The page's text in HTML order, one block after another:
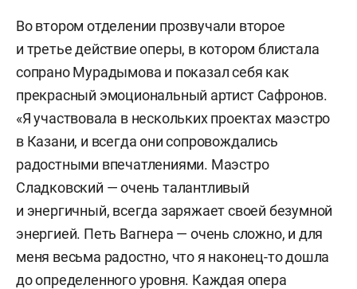
Во втором отделении прозвучали второе
и третье действие оперы, в котором блистала
сопрано Мурадымова и показал себя как
прекрасный эмоциональный артист Сафронов.
«Я участвовала в нескольких проектах маэстро
в Казани, и всегда они сопровождались
радостными впечатлениями. Маэстро
Сладковский — очень талантливый
и энергичный, всегда заряжает своей безумной
энергией. Петь Вагнера — очень сложно, и для
меня весьма радостно, что я наконец-то дошла
до определенного уровня. Каждая опера